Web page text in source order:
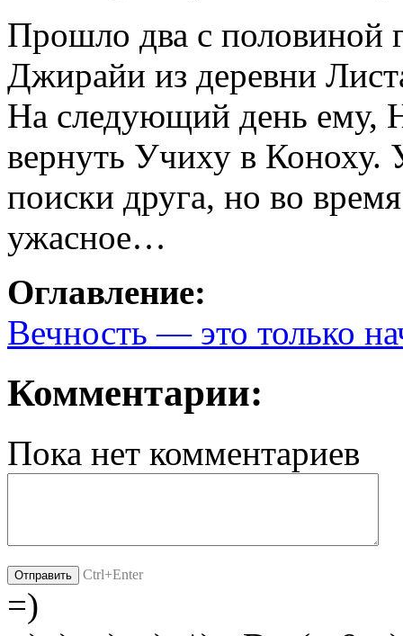
Прошло два с половиной
Джирайи из деревни
На следующий день ему,
вернуть Учиху в Коноху.
поиски друга, но во
ужасное…
Оглавление:
Вечность — это только
Комментарии:
Пока нет комментариев
Ctrl+Enter
=)